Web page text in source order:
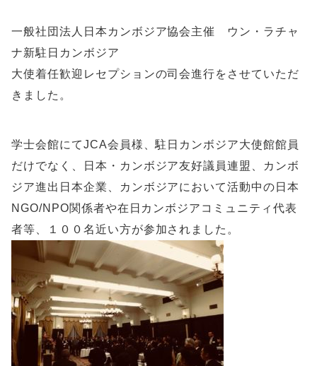
一般社団法人日本カンボジア協会主催 ウン・ラチャ
ナ新駐日カンボジア
大使着任歓迎レセプションの司会進行をさせていただ
きました。
学士会館にてJCA会員様、駐日カンボジア大使館館員
だけでなく、日本・カンボジア友好議員連盟、カンボ
ジア進出日本企業、カンボジアにおいて活動中の日本
NGO/NPO関係者や在日カンボジアコミュニティ代表
者等、１００名近い方が参加されました。